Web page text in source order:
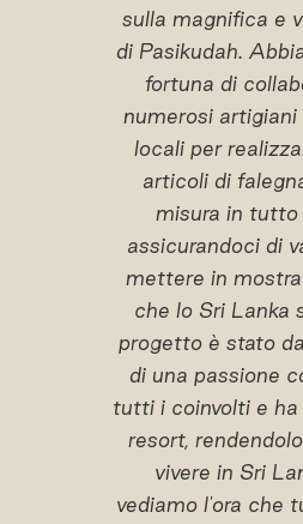
sulla magnifica e
di Pasikudah.
fortuna di
numerosi
locali per
articoli di
misura in tutto
assicurandoci di
mettere in
che lo Sri Lanka
progetto è stato
di una passione
tutti i coinvolti e
resort,
vivere in Sri
vediamo l'ora che